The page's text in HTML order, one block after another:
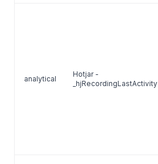
analytical
Hotjar -
_hjRecordingLastActivity